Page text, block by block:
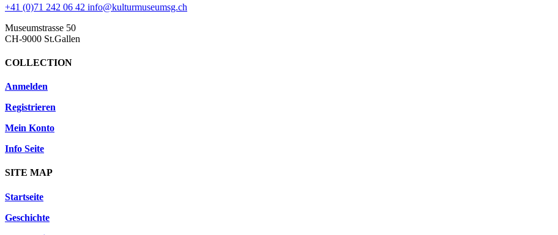
+41 (0)71 242 06 42 info@kulturmuseumsg.ch
Museumstrasse 50
CH-9000 St.Gallen
COLLECTION
Anmelden
Registrieren
Mein Konto
Info Seite
SITE MAP
Startseite
Geschichte